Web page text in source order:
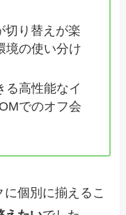
切り替えが楽
境の使い分け
る高性能なイ
でのオフ会
に個別に揃えるこ